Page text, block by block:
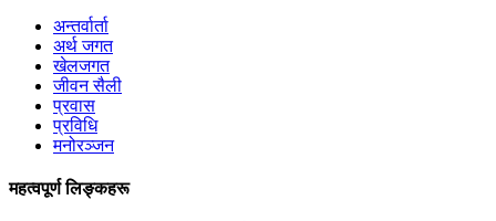
अन्तर्वार्ता
अर्थ जगत
खेलजगत
जीवन सैली
प्रवास
प्रविधि
मनोरञ्जन
महत्वपूर्ण लिङ्कहरू